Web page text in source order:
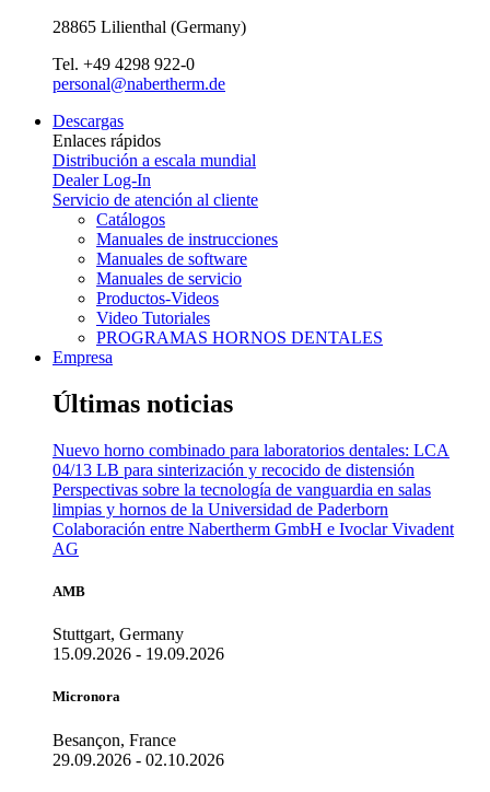
28865 Lilienthal (Germany)
Tel. +49 4298 922-0
personal@nabertherm.de
Descargas
Enlaces rápidos
Distribución a escala mundial
Dealer Log-In
Servicio de atención al cliente
Catálogos
Manuales de instrucciones
Manuales de software
Manuales de servicio
Productos-Videos
Video Tutoriales
PROGRAMAS HORNOS DENTALES
Empresa
Últimas noticias
Nuevo horno combinado para laboratorios dentales: LCA
04/13 LB para sinterización y recocido de distensión
Perspectivas sobre la tecnología de vanguardia en salas
limpias y hornos de la Universidad de Paderborn
Colaboración entre Nabertherm GmbH e Ivoclar Vivadent
AG
AMB
Stuttgart, Germany
15.09.2026 - 19.09.2026
Micronora
Besançon, France
29.09.2026 - 02.10.2026